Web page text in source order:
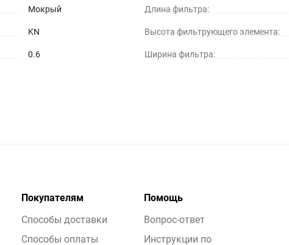
Мокрый
KN
0.6
Длина фильтра:
Высота фильтрующего элемента:
Ширина фильтра:
Покупателям
Способы доставки
Способы оплаты
Помощь
Вопрос-ответ
Инструкции по